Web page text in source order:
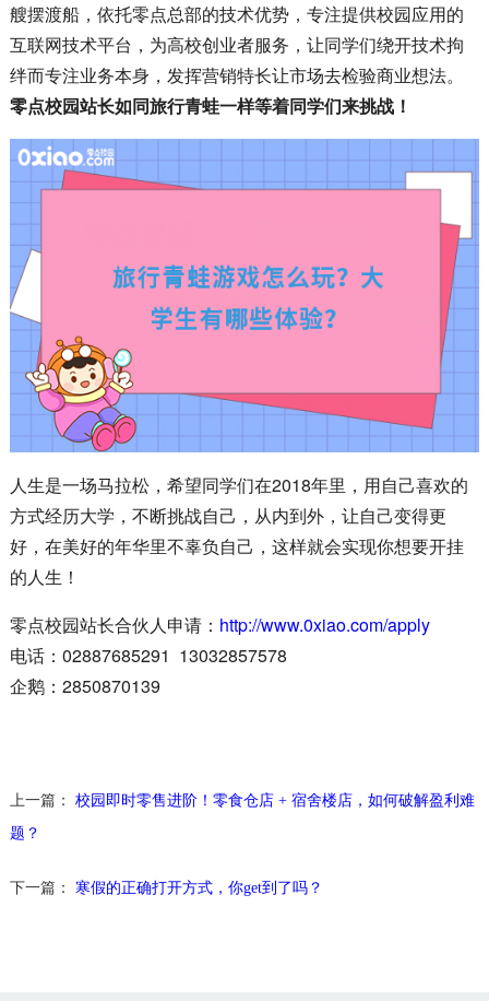
艘摆渡船，依托零点总部的技术优势，专注提供校园应用的
互联网技术平台，为高校创业者服务，让同学们绕开技术拘
绊而专注业务本身，发挥营销特长让市场去检验商业想法。
零点校园站长如同旅行青蛙一样等着同学们来挑战！
人生是一场马拉松，希望同学们在2018年里，用自己喜欢的
方式经历大学，不断挑战自己，从内到外，让自己变得更
好，在美好的年华里不辜负自己，这样就会实现你想要开挂
的人生！
零点校园站长合伙人申请： http://www.0xiao.com/apply
电话：02887685291 13032857578
企鹅：2850870139
上一篇： 校园即时零售进阶！零食仓店 + 宿舍楼店，如何破解盈利难
题？
下一篇： 寒假的正确打开方式，你get到了吗？